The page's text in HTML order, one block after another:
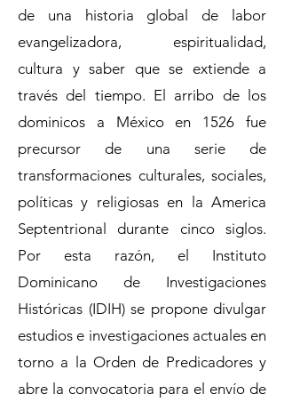
de una historia global de labor
evangelizadora, espiritualidad,
cultura y saber que se extiende a
través del tiempo. El arribo de los
dominicos a México en 1526 fue
precursor de una serie de
transformaciones culturales, sociales,
políticas y religiosas en la America
Septentrional durante cinco siglos.
Por esta razón, el Instituto
Dominicano de Investigaciones
Históricas (IDIH) se propone divulgar
estudios e investigaciones actuales en
torno a la Orden de Predicadores y
abre la convocatoria para el envío de